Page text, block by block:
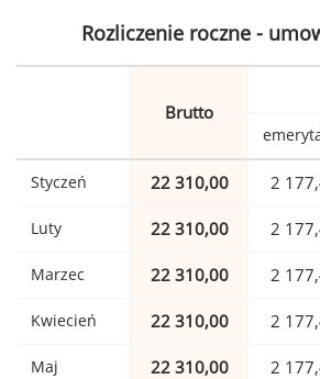
Rozliczenie roczne -
Brutto
Styczeń 22 310,00 2
Luty 22 310,00 2
Marzec 22 310,00 2
Kwiecień 22 310,00 2
Maj 22 310,00 2